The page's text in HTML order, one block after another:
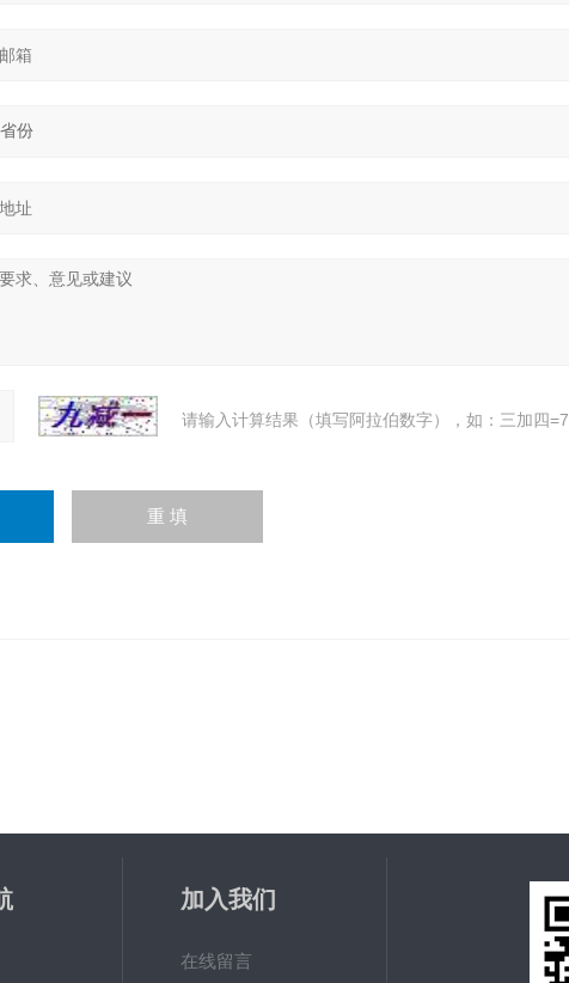
请输入计算结果（填写阿拉伯数字），如：三加四=7
加入我们
在线留言